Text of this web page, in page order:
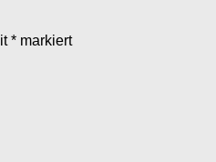
* markiert